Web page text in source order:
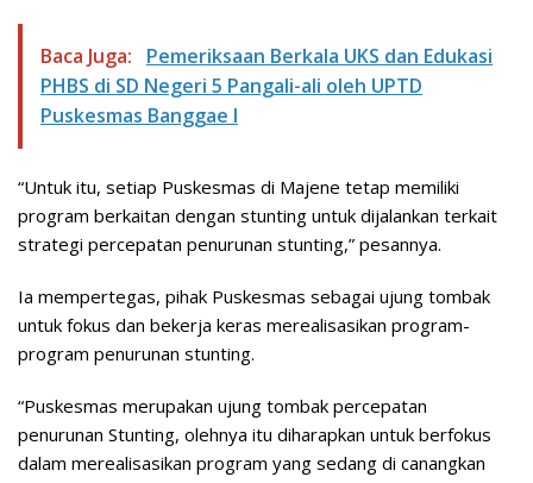
Baca Juga:
Pemeriksaan Berkala UKS dan Edukasi
PHBS di SD Negeri 5 Pangali-ali oleh UPTD
Puskesmas Banggae I
“Untuk itu, setiap Puskesmas di Majene tetap memiliki
program berkaitan dengan stunting untuk dijalankan terkait
strategi percepatan penurunan stunting,” pesannya.
Ia mempertegas, pihak Puskesmas sebagai ujung tombak
untuk fokus dan bekerja keras merealisasikan program-
program penurunan stunting.
“Puskesmas merupakan ujung tombak percepatan
penurunan Stunting, olehnya itu diharapkan untuk berfokus
dalam merealisasikan program yang sedang di canangkan